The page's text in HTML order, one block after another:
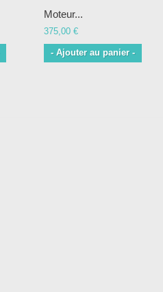
Moteur...
375,00 €
- Ajouter au panier -